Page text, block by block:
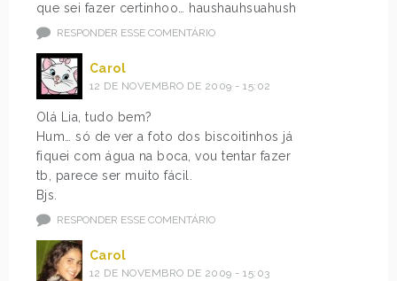
que sei fazer certinhoo… haushauhsuahush
RESPONDER ESSE COMENTÁRIO
Carol
12 DE NOVEMBRO DE 2009 - 15:02
Olá Lia, tudo bem?
Hum… só de ver a foto dos biscoitinhos já
fiquei com água na boca, vou tentar fazer
tb, parece ser muito fácil.
Bjs.
RESPONDER ESSE COMENTÁRIO
Carol
12 DE NOVEMBRO DE 2009 - 15:03